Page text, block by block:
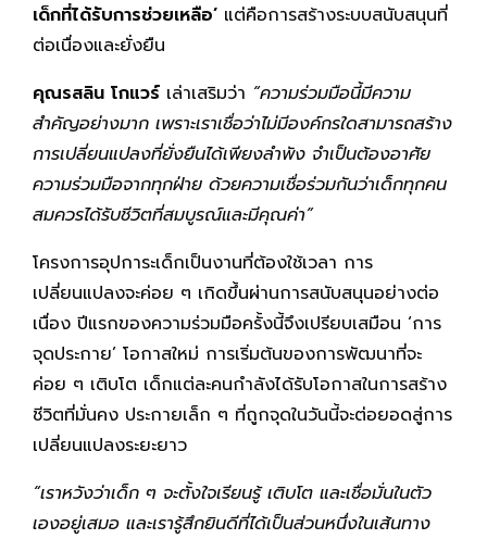
เด็กที่ได้รับการช่วยเหลือ’ แต่คือการสร้างระบบสนับสนุนที่
ต่อเนื่องและยั่งยืน
คุณรสลิน โกแวร์ เล่าเสริมว่า “ความร่วมมือนี้มีความ
สำคัญอย่างมาก เพราะเราเชื่อว่าไม่มีองค์กรใดสามารถสร้าง
การเปลี่ยนแปลงที่ยั่งยืนได้เพียงลำพัง จำเป็นต้องอาศัย
ความร่วมมือจากทุกฝ่าย ด้วยความเชื่อร่วมกันว่าเด็กทุกคน
สมควรได้รับชีวิตที่สมบูรณ์และมีคุณค่า”
โครงการอุปการะเด็กเป็นงานที่ต้องใช้เวลา การ
เปลี่ยนแปลงจะค่อย ๆ เกิดขึ้นผ่านการสนับสนุนอย่างต่อ
เนื่อง ปีแรกของความร่วมมือครั้งนี้จึงเปรียบเสมือน ‘การ
จุดประกาย’ โอกาสใหม่ การเริ่มต้นของการพัฒนาที่จะ
ค่อย ๆ เติบโต เด็กแต่ละคนกำลังได้รับโอกาสในการสร้าง
ชีวิตที่มั่นคง ประกายเล็ก ๆ ที่ถูกจุดในวันนี้จะต่อยอดสู่การ
เปลี่ยนแปลงระยะยาว
“เราหวังว่าเด็ก ๆ จะตั้งใจเรียนรู้ เติบโต และเชื่อมั่นในตัว
เองอยู่เสมอ และเรารู้สึกยินดีที่ได้เป็นส่วนหนึ่งในเส้นทาง